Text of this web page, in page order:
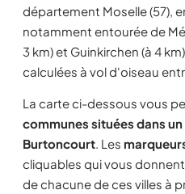
département Moselle (57),
notamment entourée de
3 km) et Guinkirchen (à 4
calculées à vol d'oiseau
La carte ci-dessous vous
communes situées dans
Burtoncourt. Les
cliquables qui vous
de chacune de ces villes à